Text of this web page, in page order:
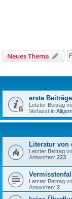
Neues Thema
erste
Letzter Beitrag
Verfasst in
Literatur von
Letzter Beitrag
Antworten: 223
Letzter Beitrag
Antworten: 2